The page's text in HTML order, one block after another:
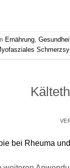
Ernährung,